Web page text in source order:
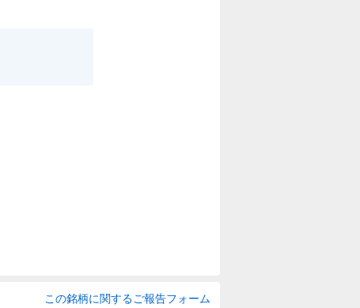
この銘柄に関するご報告フォーム